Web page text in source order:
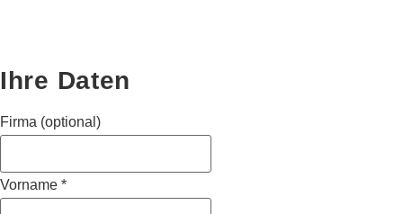
Ihre Daten
Firma (optional)
Vorname *